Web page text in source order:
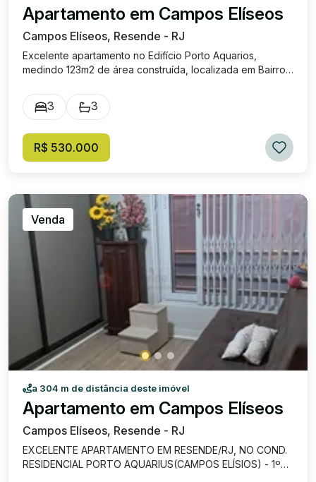
Apartamento em Campos Elíseos
Campos Elíseos, Resende - RJ
Excelente apartamento no Edifício Porto Aquarios,
medindo 123m2 de área construída, localizada em Bairro
suíte), cozinha Planejada com cooktop, coifa, ilha,
bancada em granito e armários.área dev serviço,
acabamento com teto rebaixado em gessocom leds, piso
em porcelanato, apartamento todo remodelado e
de festas. Portaria 24 hs. Quinto andar.
3 3
R$ 530.000
Venda
a 304 m de distância deste imóvel
Apartamento em Campos Elíseos
Campos Elíseos, Resende - RJ
EXCELENTE APARTAMENTO EM RESENDE/RJ, NO COND.
RESIDENCIAL PORTO AQUARIUS(CAMPOS ELÍSIOS) - 1º